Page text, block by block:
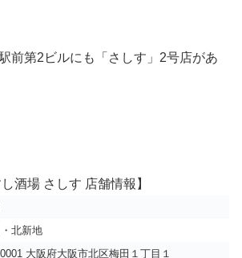
前第2ビルにも「さしす」2号店があ
し酒場 さしす 店舗情報】
北新地
大阪府大阪市北区梅田１丁目１